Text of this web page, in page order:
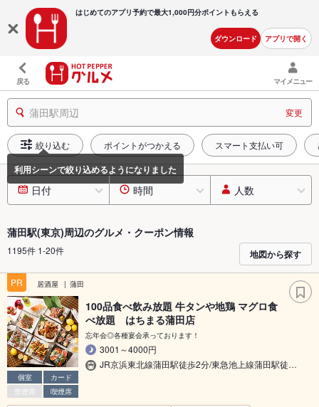
はじめてのアプリ予約で最大1,000円分ポイントもらえる
ダウンロード アプリで開く
戻る マイメニュー
蒲田駅周辺 変更
絞り込む ポイントがつかえる スマート支払い可
日付 時間 人数
蒲田駅(東京)周辺のグルメ・クーポン情報
1195件 1-20件 地図から探す
PR 居酒屋 蒲田
個室
カード
禁煙席
喫煙席
100品食べ飲み放題 牛タンや地鶏 マグロ食
べ放題 はちまる蒲田店
忘年会◎各種宴会承っております！
3001～4000円
JR京浜東北線蒲田駅徒歩2分/東急池上線蒲田駅徒…